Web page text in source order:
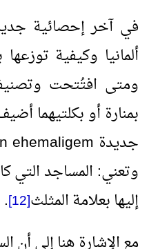
في آخر إحصائية
ألمانيا وكيفية
ومتى افتُتحت
بمنارة أو بكلتيهما
جديدة ehemaligem
وتعني: المساجد التي
إليها بعلامة المثلث[12]
.
مع الإشارة هنا إلى أن